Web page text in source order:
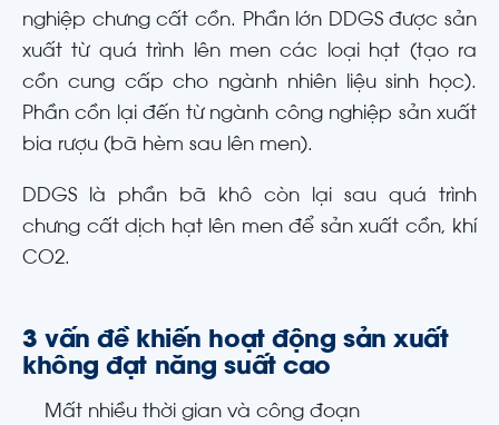
nghiệp chưng cất cồn. Phần lớn DDGS được sản
xuất từ quá trình lên men các loại hạt (tạo ra
cồn cung cấp cho ngành nhiên liệu sinh học).
Phần cồn lại đến từ ngành công nghiệp sản xuất
bia rượu (bã hèm sau lên men).
DDGS là phần bã khô còn lại sau quá trình
chưng cất dịch hạt lên men để sản xuất cồn, khí
CO2.
3 vấn đề khiến hoạt động sản xuất
không đạt năng suất cao
Mất nhiều thời gian và công đoạn